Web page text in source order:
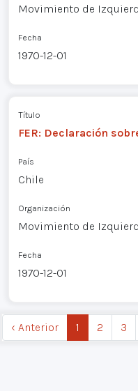
Movimiento de
Fecha
1970-12-01
Título
FER: Declaración
País
Chile
Organización
Movimiento de
Fecha
1970-12-01
‹ Anterior 1 2 3